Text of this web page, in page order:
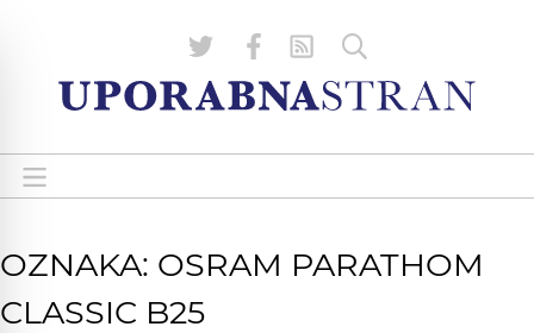
OZNAKA: OSRAM PARATHOM
CLASSIC B25